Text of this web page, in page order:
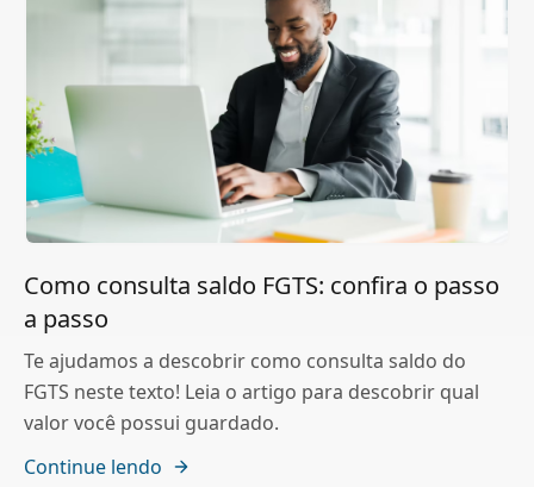
Como consulta saldo FGTS: confira o passo
a passo
Te ajudamos a descobrir como consulta saldo do
FGTS neste texto! Leia o artigo para descobrir qual
valor você possui guardado.
Continue lendo